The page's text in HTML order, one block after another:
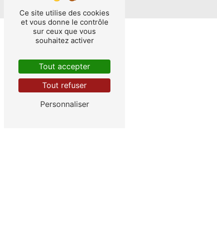
Beaucouzé
Ce site utilise des cookies
et vous donne le contrôle
sur ceux que vous
souhaitez activer
Tout accepter
Tout refuser
Personnaliser